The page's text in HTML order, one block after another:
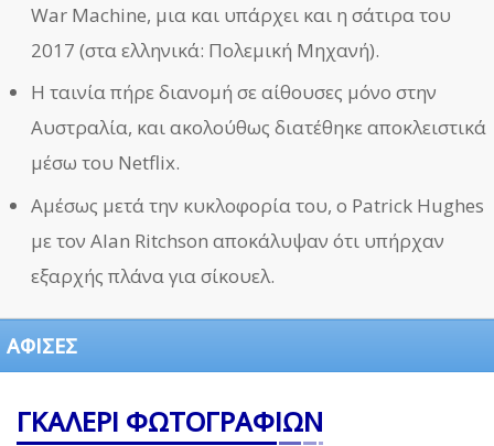
War Machine, μια και υπάρχει και η σάτιρα του
2017 (στα ελληνικά: Πολεμική Μηχανή).
Η ταινία πήρε διανομή σε αίθουσες μόνο στην
Αυστραλία, και ακολούθως διατέθηκε αποκλειστικά
μέσω του Netflix.
Αμέσως μετά την κυκλοφορία του, ο Patrick Hughes
με τον Alan Ritchson αποκάλυψαν ότι υπήρχαν
εξαρχής πλάνα για σίκουελ.
ΑΦΙΣΕΣ
ΓΚΑΛΕΡΙ ΦΩΤΟΓΡΑΦΙΩΝ